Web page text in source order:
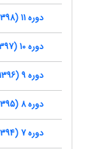
دوره 11 (1398)
دوره 10 (1397)
دوره 9 (1396)
دوره 8 (1395)
دوره 7 (1394)